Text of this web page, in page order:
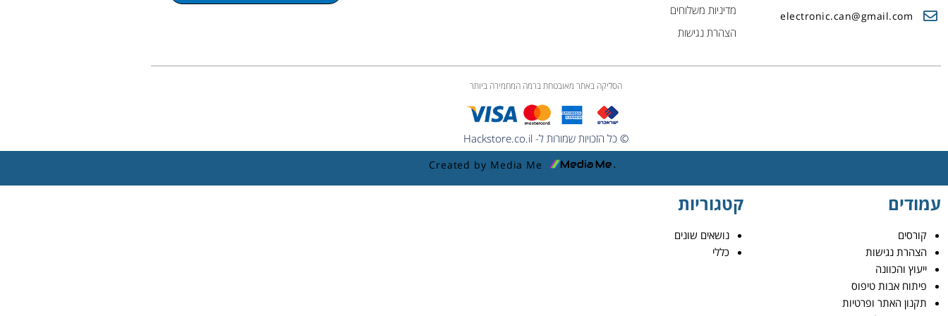
electronic.can@gmail.com
מדיניות משלוחים
הצהרת נגישות
הסליקה באתר מאובטחת ברמה המחמירה ביותר
© כל הזכויות שמורות ל- Hackstore.co.il
Created by Media Me
עמודים
קורסים
הצהרת נגישות
ייעוץ והכוונה
פיתוח אבות טיפוס
תקנון האתר ופרטיות
קטגוריות
נושאים שונים
כללי